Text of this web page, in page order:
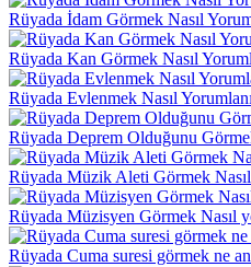
Rüyada İdam Görmek Nasıl
Rüyada Kan Görmek Nasıl
Rüyada Evlenmek Nasıl
Rüyada Deprem Olduğunu
Rüyada Müzik Aleti Görmek
Rüyada Müzisyen Görmek Nasıl
Rüyada Cuma suresi görmek ne